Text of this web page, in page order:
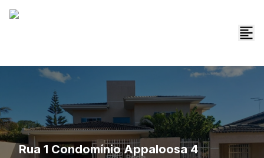
Rua 1 Condomínio Appaloosa 4